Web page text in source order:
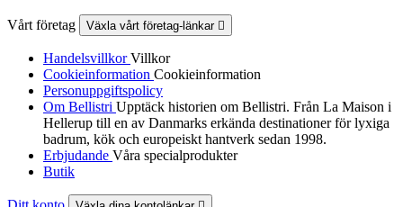
Vårt företag Växla vårt företag-länkar 
HandelsvillkorVillkor
Cookieinformation Cookieinformation
Personuppgiftspolicy
Om Bellistri Upptäck historien om Bellistri. Från La Maison i
Hellerup till en av Danmarks erkända destinationer för lyxiga
badrum, kök och europeiskt hantverk sedan 1998.
Erbjudande Våra specialprodukter
Butik